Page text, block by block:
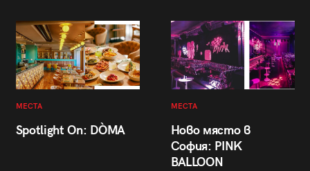
МЕСТА
Spotlight On: DÒMA
МЕСТА
Ново място в
София: PINK
BALLOON